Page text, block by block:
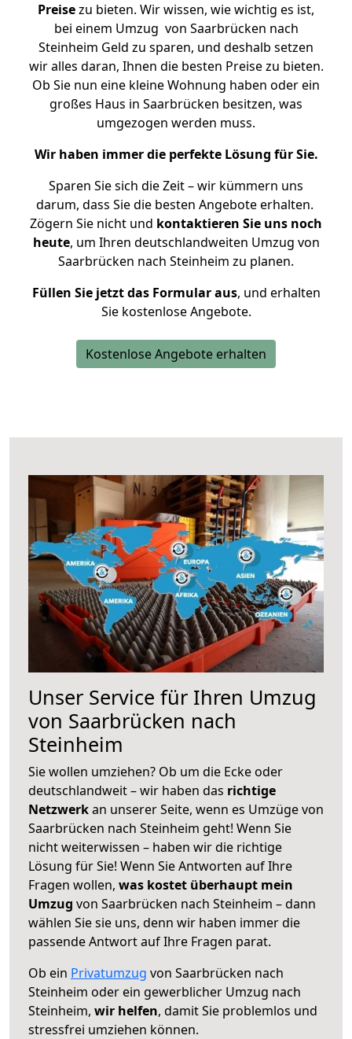
Preisezu bieten. Wir wissen, wie wichtig es ist,
bei einem Umzug von Saarbrücken nach
Steinheim Geld zu sparen, und deshalb setzen
wir alles daran, Ihnen die besten Preise zu bieten.
Ob Sie nun eine kleine Wohnung haben oder ein
großes Haus in Saarbrücken besitzen, was
umgezogen werden muss.
Wir haben immer die perfekte Lösung für Sie.
Sparen Sie sich die Zeit – wir kümmern uns
darum, dass Sie die besten Angebote erhalten.
Zögern Sie nicht und kontaktieren Sie uns noch
heute, um Ihren deutschlandweiten Umzug von
Saarbrücken nach Steinheim zu planen.
Füllen Sie jetzt das Formular aus, und erhalten
Sie kostenlose Angebote.
Kostenlose Angebote erhalten
Unser Service für Ihren Umzug
von Saarbrücken nach
Steinheim
Sie wollen umziehen? Ob um die Ecke oder
deutschlandweit – wir haben das richtige
Netzwerkan unserer Seite, wenn es Umzüge von
Saarbrücken nach Steinheim geht! Wenn Sie
nicht weiterwissen – haben wir die richtige
Lösung für Sie! Wenn Sie Antworten auf Ihre
Fragen wollen, was kostet überhaupt mein
Umzug von Saarbrücken nach Steinheim – dann
wählen Sie sie uns, denn wir haben immer die
passende Antwort auf Ihre Fragen parat.
Ob ein Privatumzug von Saarbrücken nach
Steinheim oder ein gewerblicher Umzug nach
Steinheim, wir helfen, damit Sie problemlos und
stressfrei umziehen können.